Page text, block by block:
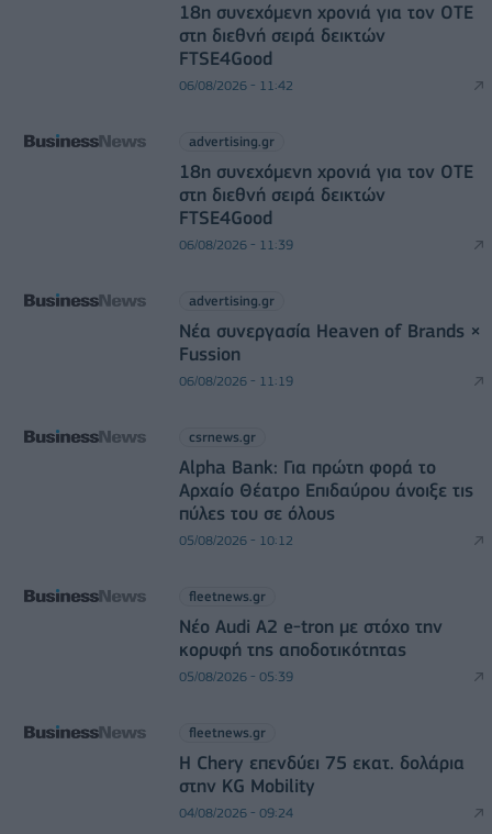
18η συνεχόμενη χρονιά για τον ΟΤΕ
στη διεθνή σειρά δεικτών
FTSE4Good
06/08/2026 - 11:42
advertising.gr
18η συνεχόμενη χρονιά για τον ΟΤΕ
στη διεθνή σειρά δεικτών
FTSE4Good
06/08/2026 - 11:39
advertising.gr
Νέα συνεργασία Heaven of Brands ×
Fussion
06/08/2026 - 11:19
csrnews.gr
Alpha Bank: Για πρώτη φορά το
Αρχαίο Θέατρο Επιδαύρου άνοιξε τις
πύλες του σε όλους
05/08/2026 - 10:12
fleetnews.gr
Νέο Audi A2 e-tron με στόχο την
κορυφή της αποδοτικότητας
05/08/2026 - 05:39
fleetnews.gr
Η Chery επενδύει 75 εκατ. δολάρια
στην KG Mobility
04/08/2026 - 09:24